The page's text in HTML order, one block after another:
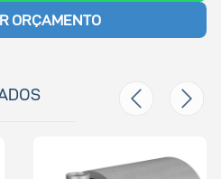
ORÇAMENTO